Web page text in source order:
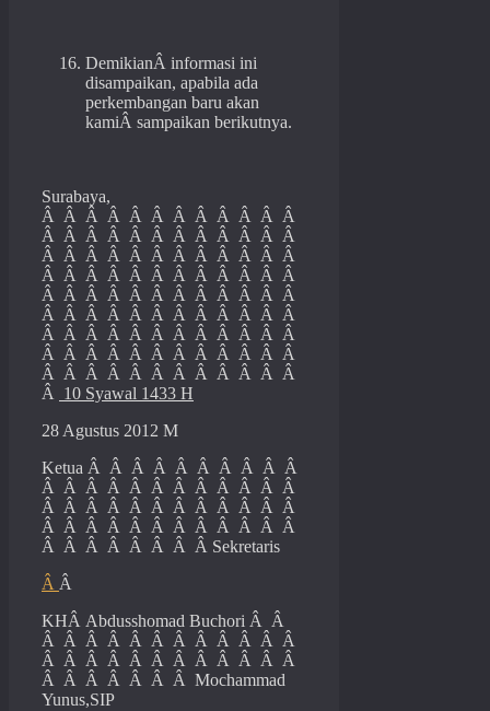
DemikianÂ informasi ini
disampaikan, apabila ada
perkembangan baru akan
kamiÂ sampaikan berikutnya.
Surabaya,
Â Â Â Â Â Â Â Â Â Â Â Â
Â Â Â Â Â Â Â Â Â Â Â Â
Â Â Â Â Â Â Â Â Â Â Â Â
Â Â Â Â Â Â Â Â Â Â Â Â
Â Â Â Â Â Â Â Â Â Â Â Â
Â Â Â Â Â Â Â Â Â Â Â Â
Â Â Â Â Â Â Â Â Â Â Â Â
Â Â Â Â Â Â Â Â Â Â Â Â
Â Â Â Â Â Â Â Â Â Â Â Â
Â
10 Syawal 1433 H
28 Agustus 2012 M
Ketua Â Â Â Â Â Â Â Â Â Â
Â Â Â Â Â Â Â Â Â Â Â Â
Â Â Â Â Â Â Â Â Â Â Â Â
Â Â Â Â Â Â Â Â Â Â Â Â
Â Â Â Â Â Â Â Â Sekretaris
Â Â
KHÂ Abdusshomad Buchori Â Â
Â Â Â Â Â Â Â Â Â Â Â Â
Â Â Â Â Â Â Â Â Â Â Â Â
Â Â Â Â Â Â Â Mochammad
Yunus,SIP